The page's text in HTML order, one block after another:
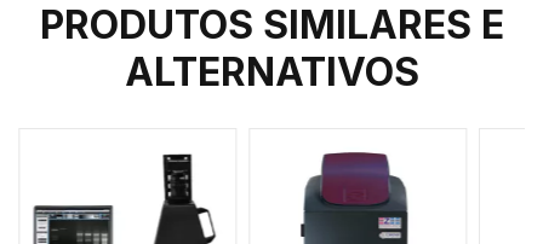
PRODUTOS SIMILARES E
ALTERNATIVOS